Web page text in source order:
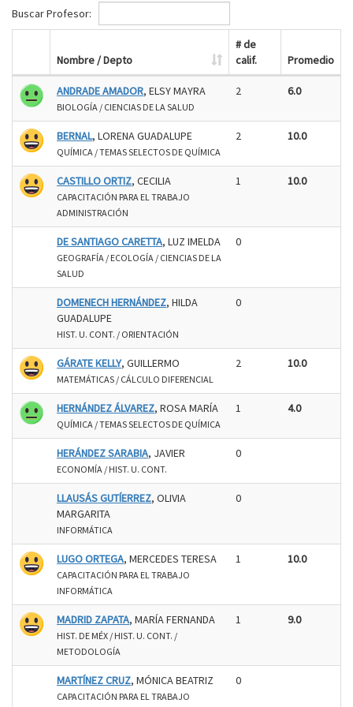
Buscar Profesor:
Nombre / Depto
# de
calif.
Promedio
ANDRADE AMADOR, ELSY MAYRA
BIOLOGÍA / CIENCIAS DE LA SALUD
2 6.0
BERNAL, LORENA GUADALUPE
QUÍMICA / TEMAS SELECTOS DE QUÍMICA
2 10.0
CASTILLO ORTIZ, CECILIA
CAPACITACIÓN PARA EL TRABAJO
ADMINISTRACIÓN
1 10.0
DE SANTIAGO CARETTA, LUZ IMELDA
GEOGRAFÍA / ECOLOGÍA / CIENCIAS DE LA
SALUD
0
DOMENECH HERNÁNDEZ, HILDA
GUADALUPE
HIST. U. CONT. / ORIENTACIÓN
0
GÁRATE KELLY, GUILLERMO
MATEMÁTICAS / CÁLCULO DIFERENCIAL
2 10.0
HERNÁNDEZ ÁLVAREZ, ROSA MARÍA
QUÍMICA / TEMAS SELECTOS DE QUÍMICA
1 4.0
HERÁNDEZ SARABIA, JAVIER
ECONOMÍA / HIST. U. CONT.
0
LLAUSÁS GUTÍERREZ, OLIVIA
MARGARITA
INFORMÁTICA
0
LUGO ORTEGA, MERCEDES TERESA
CAPACITACIÓN PARA EL TRABAJO
INFORMÁTICA
1 10.0
MADRID ZAPATA, MARÍA FERNANDA
HIST. DE MÉX / HIST. U. CONT. /
METODOLOGÍA
1 9.0
MARTÍNEZ CRUZ, MÓNICA BEATRIZ
CAPACITACIÓN PARA EL TRABAJO
0